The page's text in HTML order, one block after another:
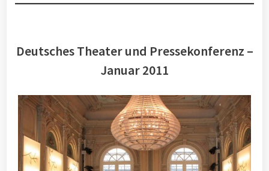
Deutsches Theater und Pressekonferenz –
Januar 2011